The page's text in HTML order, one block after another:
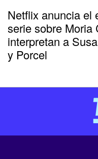
Netflix anuncia el
serie sobre Moria
interpretan a
y Porcel